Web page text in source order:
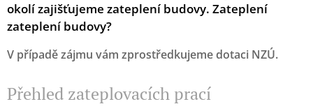
okolí zajišťujeme zateplení budovy. Zateplení
zateplení budovy?
V případě zájmu vám zprostředkujeme dotaci NZÚ.
Přehled zateplovacích prací